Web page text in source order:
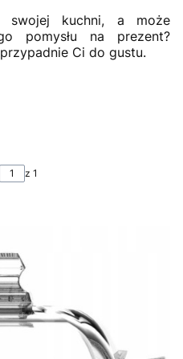
swojej kuchni, a może
pomysłu na prezent?
Ci do gustu.
z 1